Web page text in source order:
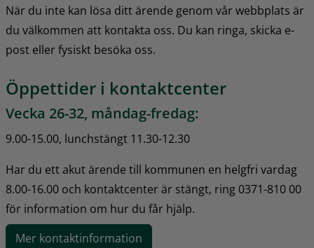
När du inte kan lösa ditt ärende genom vår webbplats är
du välkommen att kontakta oss. Du kan ringa, skicka e-
post eller fysiskt besöka oss.
Öppettider i kontaktcenter
Vecka 26-32, måndag-fredag:
9.00-15.00, lunchstängt 11.30-12.30
Har du ett akut ärende till kommunen en helgfri vardag
8.00-16.00 och kontaktcenter är stängt, ring 0371-810 00
för information om hur du får hjälp.
Mer kontaktinformation